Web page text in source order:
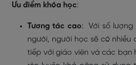
Ưu điểm khóa học:
Tương tác cao: Với số lượng
người, người học sẽ có
tiếp với giáo viên và các bạn